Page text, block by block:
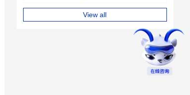
View all